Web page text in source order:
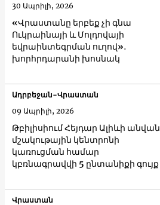
«Վրաստանը երբեք չի գնա
Ուկրաինայի և Մոլդովայի
եվրաինտեգրման ուղով»․
խորհրդարանի խոսնակ
30 Ապրիլի, 2026
Թբիլիսիում Հեյդար Ալիևի անվան
մշակութային կենտրոնի
կառուցման համար
կբռնագրավվի 5 ընտանիքի գույք
Ադրբեջան-Վրաստան
09 Ապրիլի, 2026
Վրաստան